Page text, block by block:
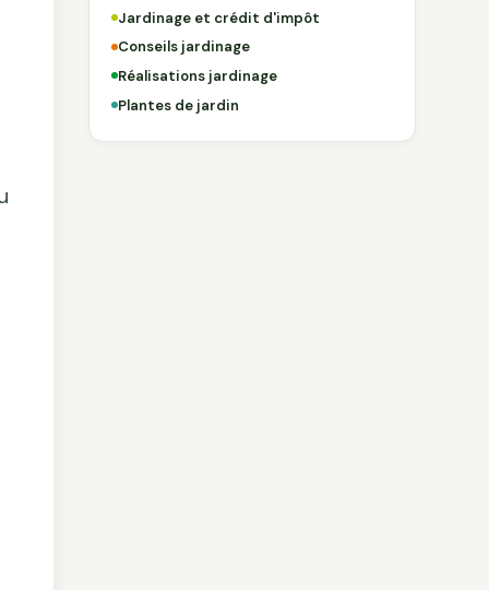
Jardinage et crédit d'impôt
Conseils jardinage
Réalisations jardinage
Plantes de jardin